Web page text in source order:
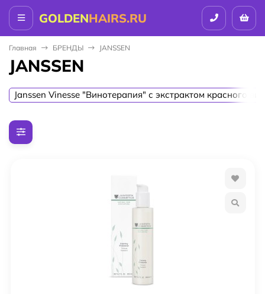
GOLDENHAIRS.RU
Главная БPEНДЫ JANSSEN
JANSSEN
Janssen Vinesse "Винотерапия" с экстрактом красного